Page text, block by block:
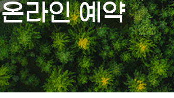
온라인 예약